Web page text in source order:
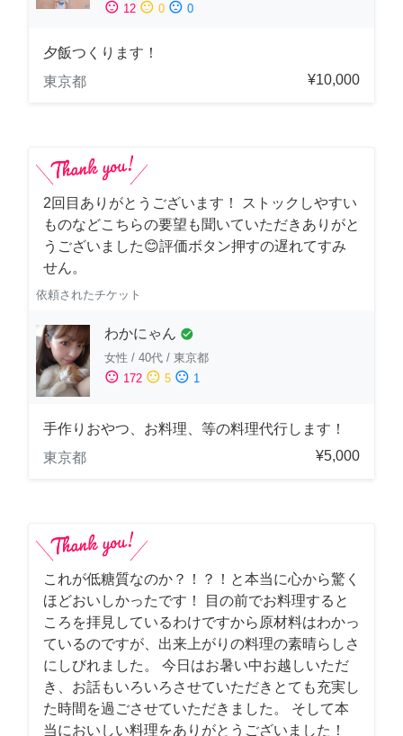
sentiment_satisfied 12 sentiment_neutral 0 sentiment_dissatisfied 0
夕飯つくります！
東京都
¥10,000
2回目ありがとうございます！ ストックしやすい
ものなどこちらの要望も聞いていただきありがと
うございました😊評価ボタン押すの遅れてすみ
せん。
依頼されたチケット
わかにゃん check_circle
女性 / 40代 / 東京都
sentiment_satisfied 172 sentiment_neutral 5 sentiment_dissatisfied 1
手作りおやつ、お料理、等の料理代行します！
東京都
¥5,000
これが低糖質なのか？！？！と本当に心から驚く
ほどおいしかったです！ 目の前でお料理すると
ころを拝見しているわけですから原材料はわかっ
ているのですが、出来上がりの料理の素晴らしさ
にしびれました。 今日はお暑い中お越しいただ
き、お話もいろいろさせていただきとても充実し
た時間を過ごさせていただきました。 そして本
当においしい料理をありがとうございました！